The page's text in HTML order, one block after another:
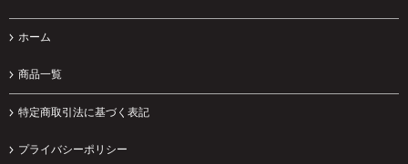
ホーム
商品一覧
特定商取引法に基づく表記
プライバシーポリシー